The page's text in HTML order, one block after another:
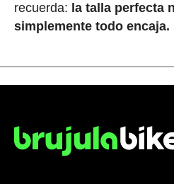
recuerda: la talla perfecta
simplemente todo encaja.